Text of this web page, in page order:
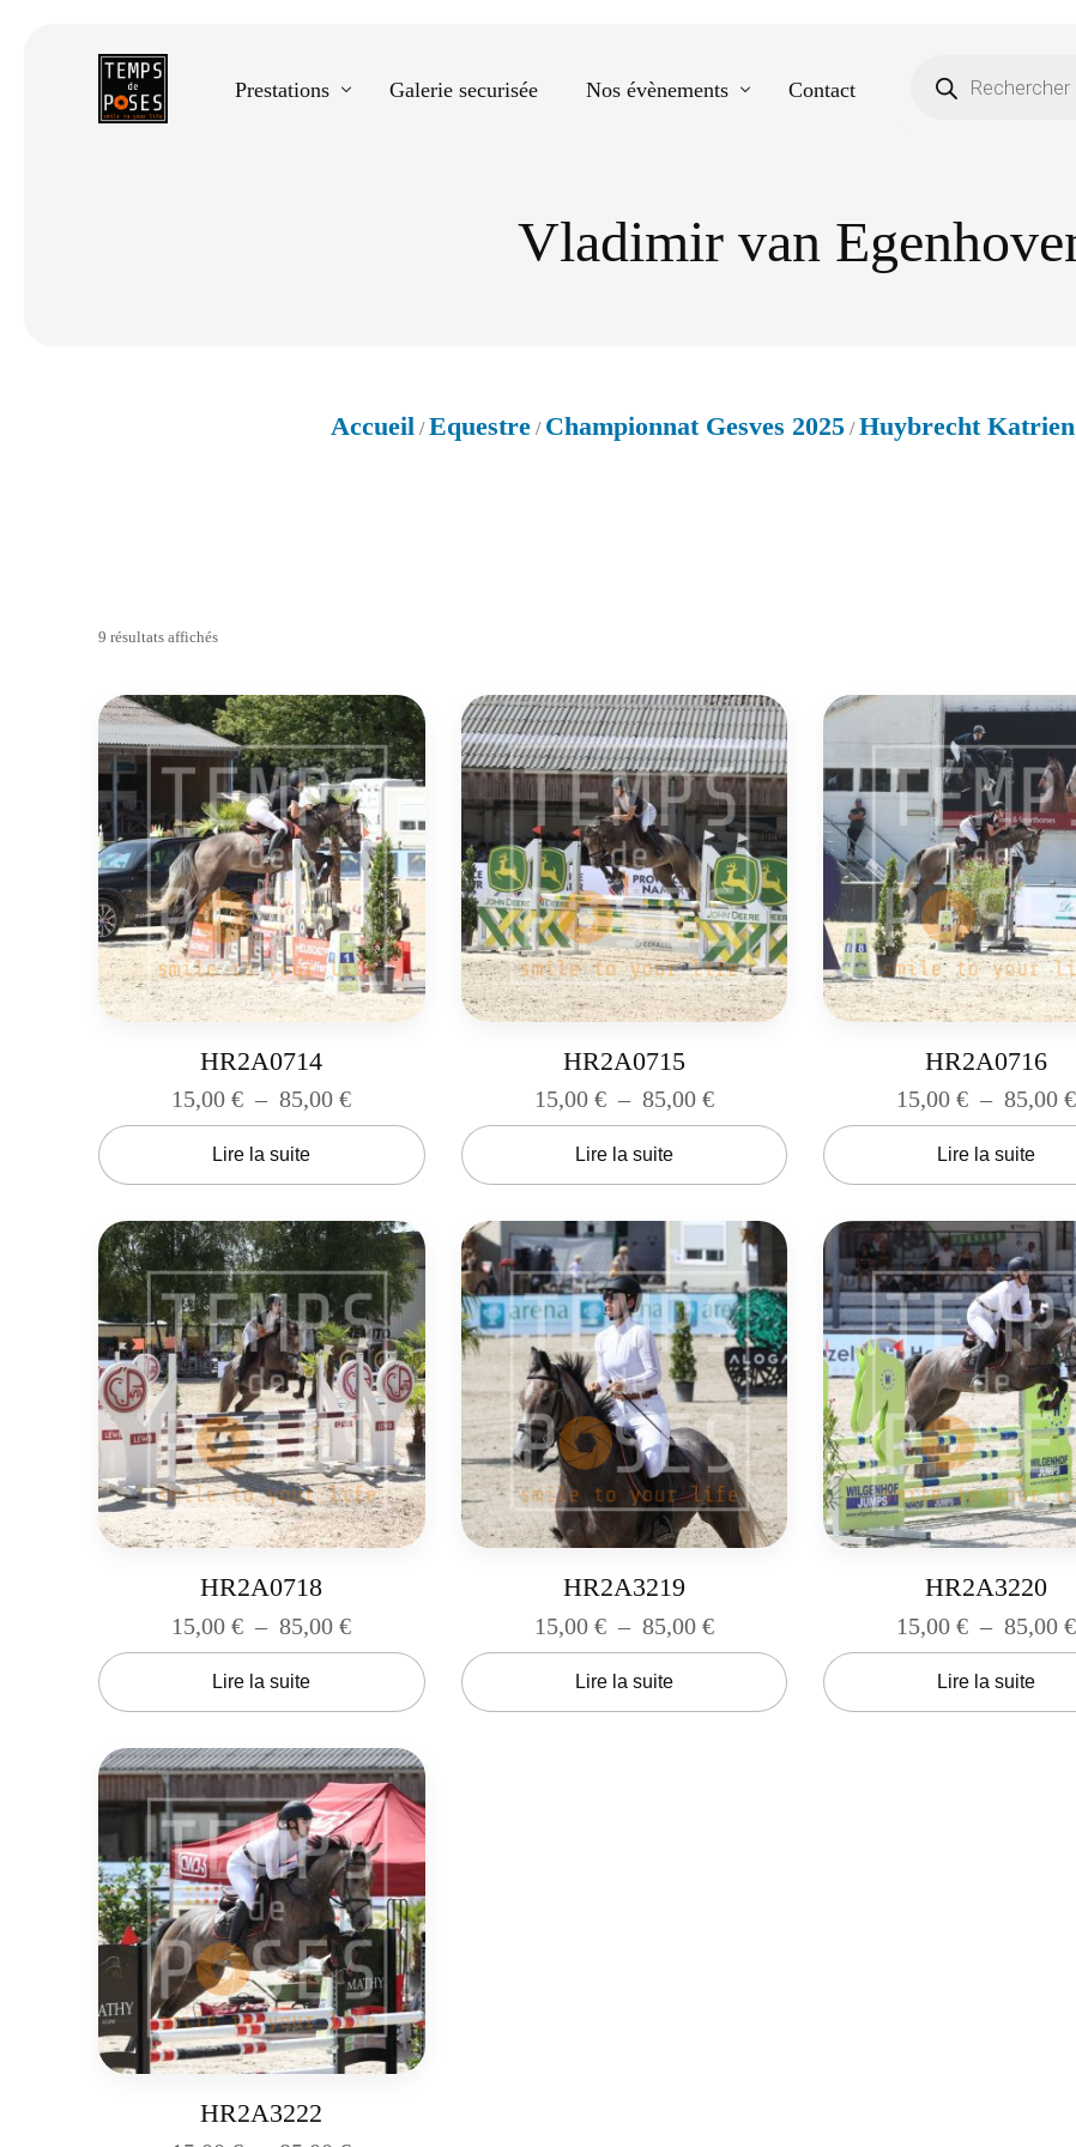
Prestations Galerie securisée Nos évènements
Equestre
Contact
Vladimir van
Accueil /Equestre / Championnat Gesves 2025 /Huybrecht Katrien
9 résultats affichés
HR2A0714
15,00€ – 85,00€
Lire la suite
HR2A0715
15,00 € – 85,00 €
Lire la suite
HR2A0716
15,00€ – 85,00€
Lire la suite
HR2A0718
15,00€ – 85,00€
Lire la suite
HR2A3219
15,00 € – 85,00 €
Lire la suite
HR2A3220
15,00€ – 85,00€
Lire la suite
HR2A3222